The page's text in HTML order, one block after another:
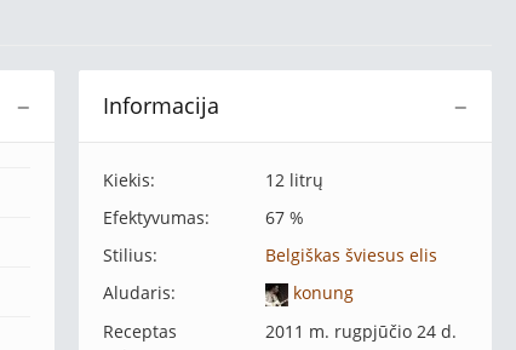
−
Informacija
Kiekis:
12 litrų
Efektyvumas:
67 %
Stilius:
Belgiškas šviesus elis
Aludaris:
konung
Receptas
2011 m. rugpjūčio 24 d.
−